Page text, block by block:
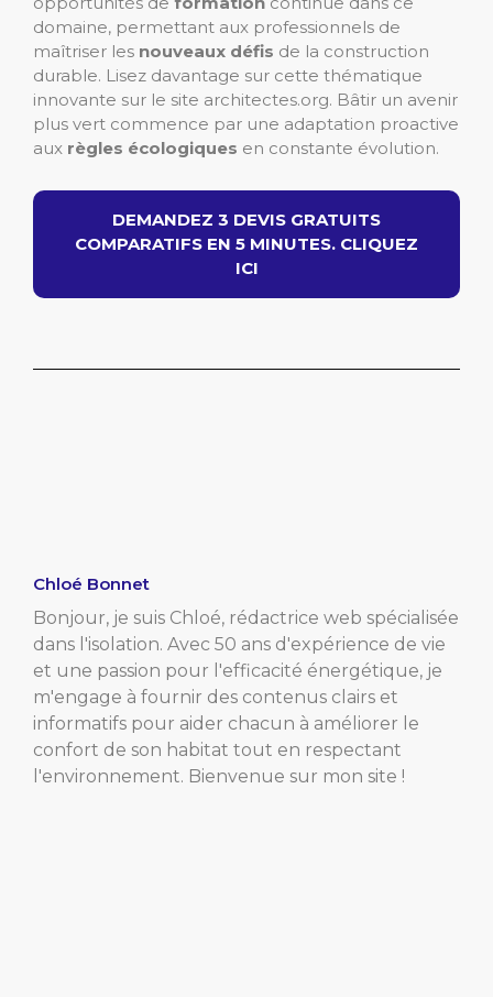
domaine, permettant aux professionnels de
maîtriser les nouveaux défis de la construction
durable. Lisez davantage sur cette thématique
innovante sur le site architectes.org. Bâtir un avenir
plus vert commence par une adaptation proactive
aux règles écologiques en constante évolution.
DEMANDEZ 3 DEVIS GRATUITS
COMPARATIFS EN 5 MINUTES. CLIQUEZ
ICI
Chloé Bonnet
Bonjour, je suis Chloé, rédactrice web spécialisée
dans l'isolation. Avec 50 ans d'expérience de vie
et une passion pour l'efficacité énergétique, je
m'engage à fournir des contenus clairs et
informatifs pour aider chacun à améliorer le
confort de son habitat tout en respectant
l'environnement. Bienvenue sur mon site !